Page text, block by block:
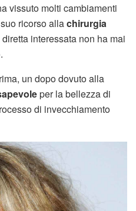
vissuto molti cambiamenti
ricorso allachirurgia
interessata non ha mai
.
un dopo dovuto alla
per la bellezza di
di invecchiamento